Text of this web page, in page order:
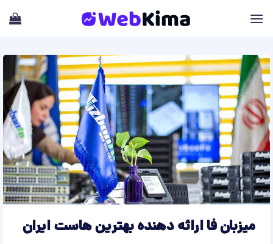
میزبان فا ارائه دهنده بهترین هاست ایران